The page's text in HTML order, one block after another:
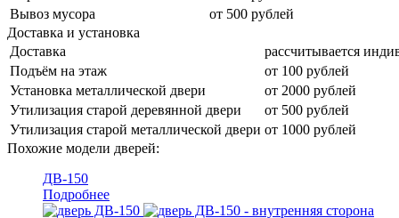
Вывоз мусора
от 500 рублей
Доставка и установка
Доставка
рассчитывается
Подъём на этаж
от 100 рублей
Установка металлической двери
от 2000 рублей
Утилизация старой деревянной двери
от 500 рублей
Утилизация старой металлической двери от 1000 рублей
Похожие модели дверей:
ДВ-150
Подробнее